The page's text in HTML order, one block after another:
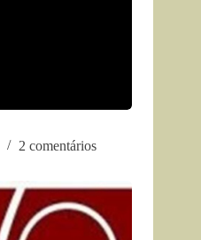
2 comentários